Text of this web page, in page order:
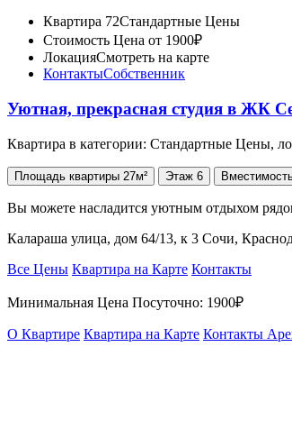
Квартира 72Стандартные Цены
Стоимость Цена от 1900₽
ЛокацияСмотреть на карте
КонтактыСобственник
Уютная, прекрасная студия в ЖК
Квартира в категории: Стандартные Цены,
Площадь квартиры 27м² Этаж 6
Вы можете насладится уютным отдыхом
Калараша улица, дом 64/13, к 3 Сочи,
Все Цены Квартира на Карте Контакты
Минимальная Цена Посуточно: 1900₽
О Квартире Квартира на Карте Контакты